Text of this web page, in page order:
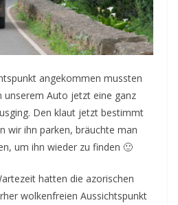
angekommen mussten
unserem Auto jetzt eine ganz
Den klaut jetzt bestimmt
wir ihn parken, bräuchte man
um ihn wieder zu finden 🙂
hatten die azorischen
wolkenfreien Aussichtspunkt